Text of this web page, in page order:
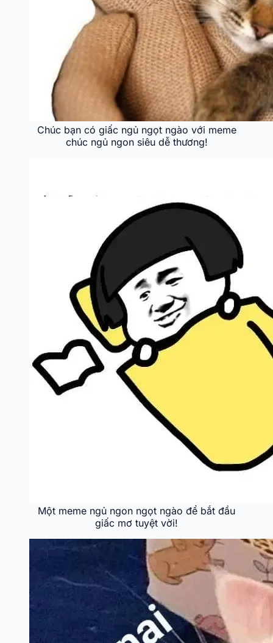
Chúc bạn có giấc ngủ ngọt ngào với meme
chúc ngủ ngon siêu dễ thương!
Một meme ngủ ngon ngọt ngào để bắt đầu
giấc mơ tuyệt vời!